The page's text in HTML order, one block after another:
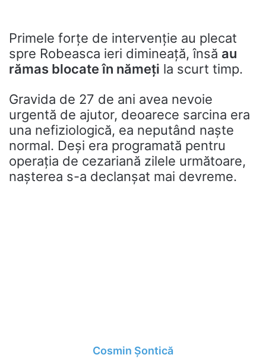
Primele forțe de intervenție au plecat
spre Robeasca ieri dimineață, însă au
rămas blocate în nămeți la scurt timp.
Gravida de 27 de ani avea nevoie
urgentă de ajutor, deoarece sarcina era
una nefiziologică, ea neputând naște
normal. Deși era programată pentru
operația de cezariană zilele următoare,
nașterea s-a declanșat mai devreme.
Cosmin Șontică